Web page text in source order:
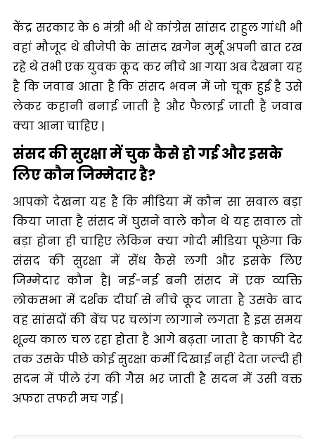
केंद्र सरकार के 6 मंत्री भी थे कांग्रेस सांसद राहुल गांधी भी
वहां मौजूद थे बीजेपी के सांसद खगेन मुर्मू अपनी बात रख
रहे थे तभी एक युवक कूद कर नीचे आ गया अब देखना यह
है कि जवाब आता है कि संसद भवन में जो चूक हुई है उसे
लेकर कहानी बनाई जाती है और फैलाई जाती हैं जवाब
क्या आना चाहिए |
संसद की सुरक्षा में चुक कैसे हो गई और इसके
लिए कौन जिम्मेदार है?
आपको देखना यह है कि मीडिया में कौन सा सवाल बड़ा
किया जाता है संसद में घुसने वाले कौन थे यह सवाल तो
बड़ा होना ही चाहिए लेकिन क्या गोदी मीडिया पूछेगा कि
संसद की सुरक्षा में सेंध कैसे लगी और इसके लिए
जिम्मेदार कौन है| नई-नई बनी संसद में एक व्यक्ति
लोकसभा में दर्शक दीर्घा से नीचे कूद जाता है उसके बाद
वह सांसदों की बेंच पर चलांग लागाने लगता है इस समय
शून्य काल चल रहा होता है आगे बढ़ता जाता है काफी देर
तक उसके पीछे कोई सुरक्षा कर्मी दिखाई नहीं देता जल्दी ही
सदन में पीले रंग की गैस भर जाती है सदन में उसी वक्त
अफरा तफरी मच गई |